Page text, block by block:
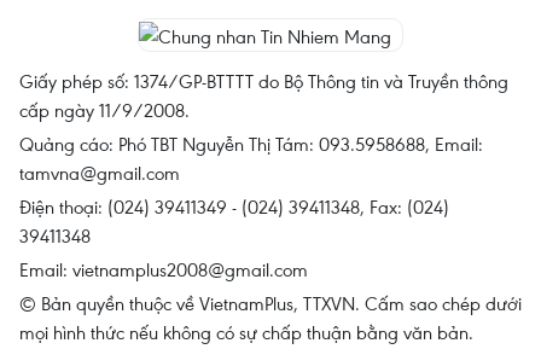
Giấy phép số: 1374/GP-BTTTT do Bộ Thông tin và Truyền thông
cấp ngày 11/9/2008.
Quảng cáo: Phó TBT Nguyễn Thị Tám: 093.5958688, Email:
tamvna@gmail.com
Điện thoại: (024) 39411349 - (024) 39411348, Fax: (024)
39411348
Email: vietnamplus2008@gmail.com
© Bản quyền thuộc về VietnamPlus, TTXVN. Cấm sao chép dưới
mọi hình thức nếu không có sự chấp thuận bằng văn bản.